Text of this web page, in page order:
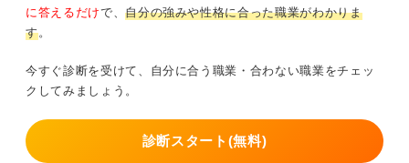
に答えるだけで、自分の強みや性格に合った職業がわかりま
す。
今すぐ診断を受けて、自分に合う職業・合わない職業をチェッ
クしてみましょう。
診断スタート(無料)